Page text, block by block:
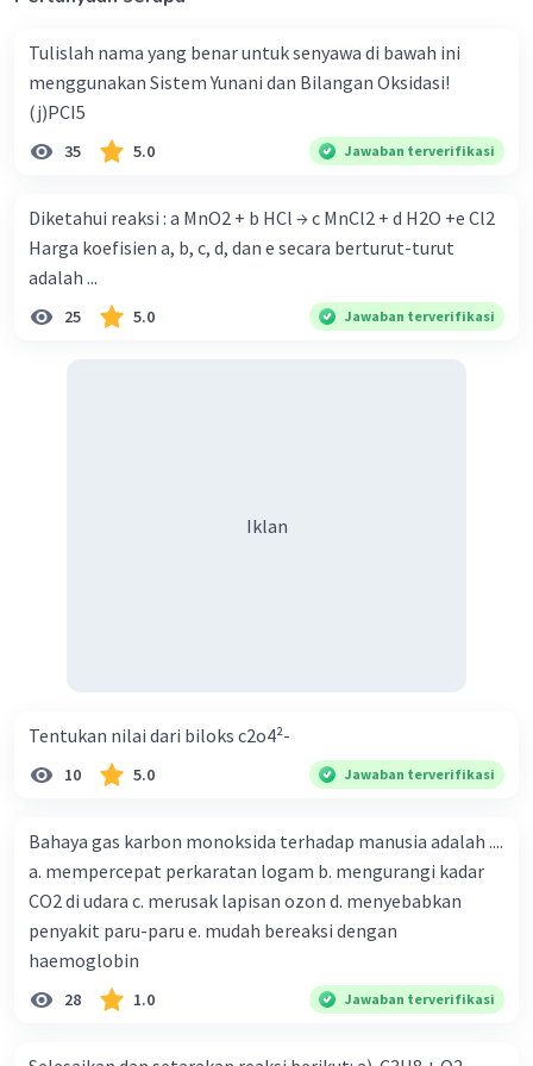
Tulislah nama yang benar untuk senyawa di bawah ini
menggunakan Sistem Yunani dan Bilangan Oksidasi!
(j)PCI5
35 5.0 Jawaban terverifikasi
Diketahui reaksi : a MnO2 + b HCl → c MnCl2 + d H2O +e Cl2
Harga koefisien a, b, c, d, dan e secara berturut-turut
adalah ...
25 5.0 Jawaban terverifikasi
Iklan
Tentukan nilai dari biloks c2o4²-
10 5.0 Jawaban terverifikasi
Bahaya gas karbon monoksida terhadap manusia adalah ....
a. mempercepat perkaratan logam b. mengurangi kadar
CO2 di udara c. merusak lapisan ozon d. menyebabkan
penyakit paru-paru e. mudah bereaksi dengan
haemoglobin
28 1.0 Jawaban terverifikasi